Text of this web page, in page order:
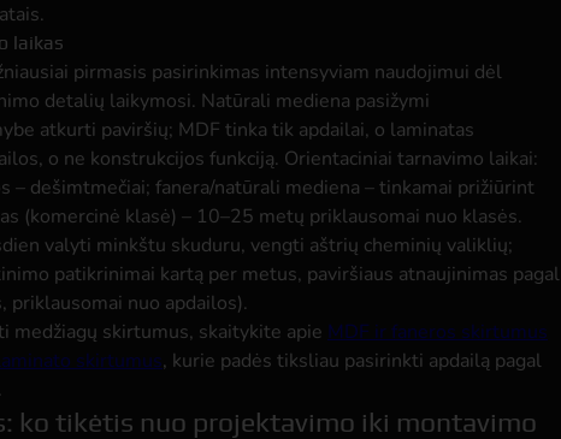
laikas
pirmasis pasirinkimas intensyviam naudojimui dėl
detalių laikymosi. Natūrali mediena pasižymi
atkurti paviršių; MDF tinka tik apdailai, o laminatas
o ne konstrukcijos funkciją. Orientaciniai tarnavimo laikai:
– dešimtmečiai; fanera/natūrali mediena – tinkamai prižiūrint
(komercinė klasė) – 10–25 metų priklausomai nuo klasės.
valyti minkštu skuduru, vengti aštrių cheminių valiklių;
patikrinimai kartą per metus, paviršiaus atnaujinimas pagal
priklausomai nuo apdailos).
medžiagų skirtumus, skaitykite apie MDF ir faneros skirtumus
skirtumus, kurie padės tiksliau pasirinkti apdailą pagal
ko tikėtis nuo projektavimo iki montavimo